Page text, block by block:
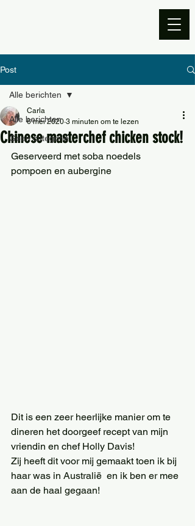
Post
Alle berichten
Geen categorie
Alle berichten
Chinese masterchef chicken stock!
Carla
6 mei 2020 3 minuten om te lezen
Geserveerd met soba noedels
pompoen en aubergine
Dit is een zeer heerlijke manier om te
dineren het doorgeef recept van mijn
vriendin en chef Holly Davis!
Zij heeft dit voor mij gemaakt toen ik bij
haar was in Australië  en ik ben er mee
aan de haal gegaan!